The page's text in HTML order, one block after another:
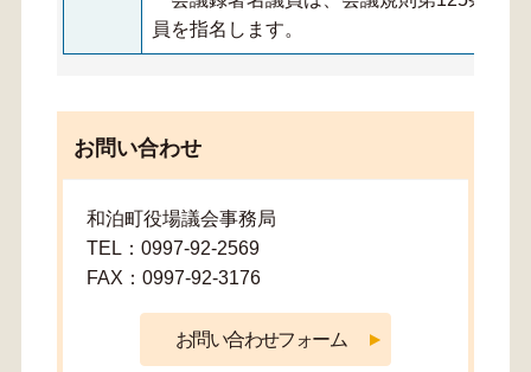
員を指名します。
お問い合わせ
和泊町役場議会事務局
TEL：0997-92-2569
FAX：0997-92-3176